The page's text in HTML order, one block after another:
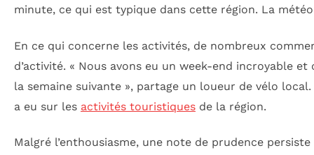
minute, ce qui est typique dans cette région. La
En ce qui concerne les activités, de nombreux
d’activité. « Nous avons eu un week-end incroyable
la semaine suivante », partage un loueur de vélo
a eu sur les activités touristiques de la région.
Malgré l’enthousiasme, une note de prudence